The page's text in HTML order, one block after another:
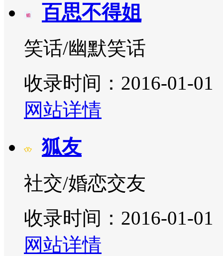
百思不得姐
笑话/幽默笑话
收录时间：2016-01-01
网站详情
狐友
社交/婚恋交友
收录时间：2016-01-01
网站详情